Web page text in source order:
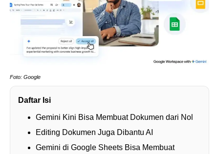
Foto: Google
Daftar Isi
Gemini Kini Bisa Membuat Dokumen dari Nol
Editing Dokumen Juga Dibantu AI
Gemini di Google Sheets Bisa Membuat